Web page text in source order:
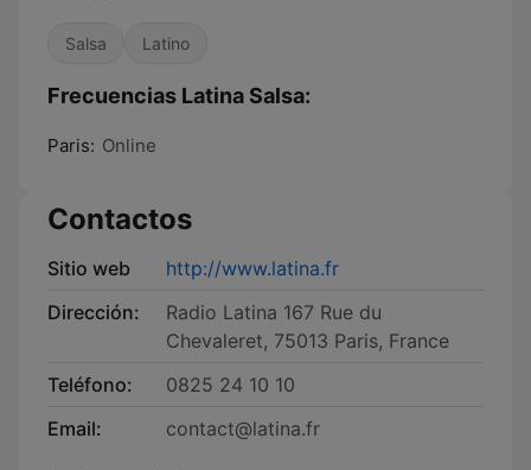
Salsa Latino
Frecuencias Latina Salsa:
Paris: Online
Contactos
Sitio web
http://www.latina.fr
Dirección:
Radio Latina 167 Rue du
Chevaleret, 75013 Paris, France
Teléfono:
0825 24 10 10
Email:
contact@latina.fr